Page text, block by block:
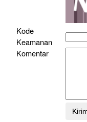
Kode
Keamanan
Komentar